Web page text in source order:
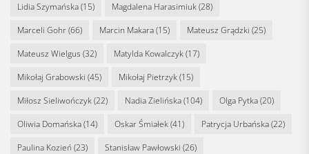
Lidia Szymańska(15) Magdalena Harasimiuk(28)
Marceli Gohr(66) Marcin Makara(15) Mateusz Grądzki (25)
Mateusz Wielgus (32) Matylda Kowalczyk(17)
Mikołaj Grabowski (45) Mikołaj Pietrzyk(15)
Miłosz Sieliwończyk(22) Nadia Zielińska(104) Olga Pytka(20)
Oliwia Domańska(14) Oskar Śmiałek(41) Patrycja Urbańska(22)
Paulina Kozień (23) Stanisław Pawłowski (26)